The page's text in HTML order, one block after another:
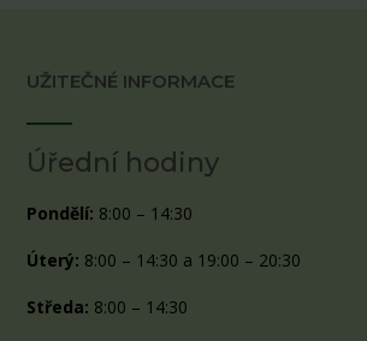
UŽITEČNÉ INFORMACE
Úřední hodiny
Pondělí: 8:00 – 14:30
Úterý: 8:00 – 14:30 a 19:00 – 20:30
Středa: 8:00 – 14:30